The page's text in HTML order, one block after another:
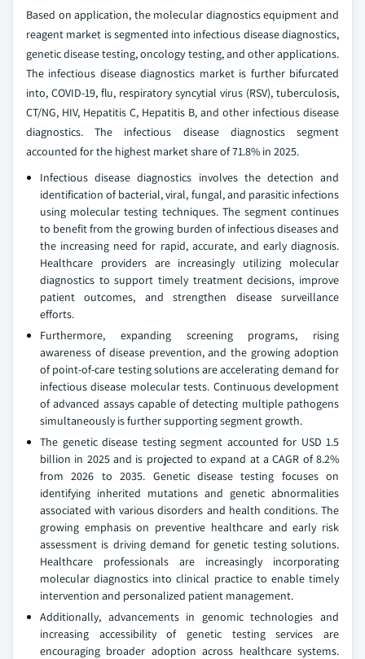
Based on application, the molecular diagnostics equipment and
reagent market is segmented into infectious disease diagnostics,
genetic disease testing, oncology testing, and other applications.
The infectious disease diagnostics market is further bifurcated
into, COVID-19, flu, respiratory syncytial virus (RSV), tuberculosis,
CT/NG, HIV, Hepatitis C, Hepatitis B, and other infectious disease
diagnostics. The infectious disease diagnostics segment
accounted for the highest market share of 71.8% in 2025.
Infectious disease diagnostics involves the detection and
identification of bacterial, viral, fungal, and parasitic infections
using molecular testing techniques. The segment continues
to benefit from the growing burden of infectious diseases and
the increasing need for rapid, accurate, and early diagnosis.
Healthcare providers are increasingly utilizing molecular
diagnostics to support timely treatment decisions, improve
patient outcomes, and strengthen disease surveillance
efforts.
Furthermore, expanding screening programs, rising
awareness of disease prevention, and the growing adoption
of point-of-care testing solutions are accelerating demand for
infectious disease molecular tests. Continuous development
of advanced assays capable of detecting multiple pathogens
simultaneously is further supporting segment growth.
The genetic disease testing segment accounted for USD 1.5
billion in 2025 and is projected to expand at a CAGR of 8.2%
from 2026 to 2035. Genetic disease testing focuses on
identifying inherited mutations and genetic abnormalities
associated with various disorders and health conditions. The
growing emphasis on preventive healthcare and early risk
assessment is driving demand for genetic testing solutions.
Healthcare professionals are increasingly incorporating
molecular diagnostics into clinical practice to enable timely
intervention and personalized patient management.
Additionally, advancements in genomic technologies and
increasing accessibility of genetic testing services are
encouraging broader adoption across healthcare systems.